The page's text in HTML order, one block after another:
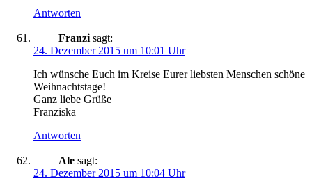
Antworten
Franzi sagt:
24. Dezember 2015 um 10:01 Uhr
Ich wünsche Euch im Kreise Eurer liebsten Menschen schöne
Weihnachtstage!
Ganz liebe Grüße
Franziska
Antworten
Ale sagt:
24. Dezember 2015 um 10:04 Uhr